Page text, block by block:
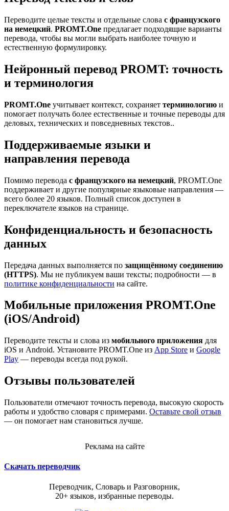
Переводите целые тексты и отдельные слова с французского
на немецкий. PROMT.One предлагает подходящие варианты
перевода, чтобы вы могли выбрать наиболее точную и
естественную формулировку.
Нейронный перевод PROMT: точность
и терминология
PROMT.One учитывает контекст, сохраняет терминологию и
помогает получать более естественные и точные переводы для
деловых, технических и повседневных текстов..
Поддерживаемые языки и
направления перевода
Помимо перевода с французского на немецкий, PROMT.One
поддерживает и другие популярные языковые направления —
всего более 20 языков. Полный список доступен в
переключателе языков на странице.
Конфиденциальность и безопасность
данных
Передача данных выполняется по защищённому соединению
(HTTPS). Мы не публикуем ваши тексты; подробности — в
политике конфиденциальности на сайте.
Мобильные приложения PROMT.One
(iOS/Android)
Переводите тексты и слова из мобильного приложения для
iOS и Android. Установите PROMT.One из App Store и Google
Play — переводы всегда под рукой.
Отзывы пользователей
Пользователи отмечают точность перевода, высокую скорость
работы и удобство словаря с примерами. Оставьте свой отзыв
— он помогает нам становиться лучше.
Реклама на сайте
Скачать переводчик
Переводчик, Словарь и Разговорник,
20+ языков, избранные переводы.